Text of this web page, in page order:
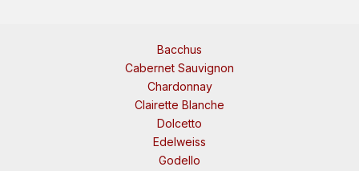
Bacchus
Cabernet Sauvignon
Chardonnay
Clairette Blanche
Dolcetto
Edelweiss
Godello